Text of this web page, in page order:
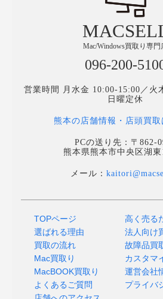
Mac/Windows買取り専門
096-200-
営業時間 月水金 10:00-15:00／火
日曜定休
熊本の店舗情報・店頭買取
PCの送り先：〒862-
熊本県熊本市中央区湖
メール：
TOPページ
選ばれる理由
買取の流れ
Mac買取り
MacBOOK買取り
よくあるご質問
高く売る
法人向け
故障品買
カスタマ
運営会社
プライバ